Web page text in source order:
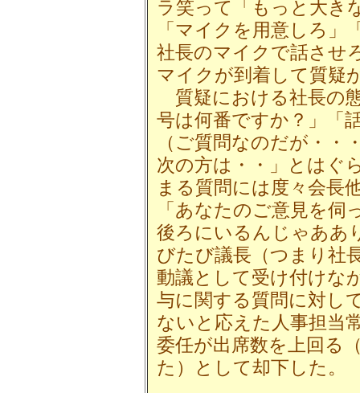
ラ笑って「もっと大き
「マイクを用意しろ」
社長のマイクで話させ
マイクが到着して質疑
質疑における社長の
号は何番ですか？」「
（ご質問なのだが・
次の方は・・」とはぐ
まる質問には度々会長
「あなたのご意見を
後ろにいるんじゃああ
びたび議長（つまり社
動議として受け付けな
与に関する質問に対し
ないと応えた人事担当
委任が出席数を上回る
た）として却下した。